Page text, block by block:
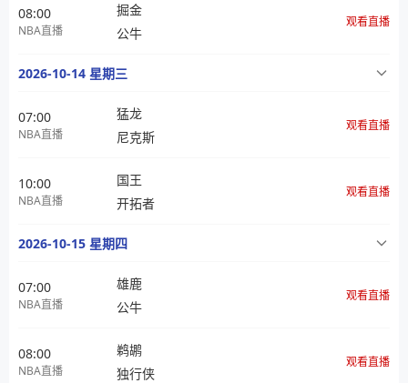
08:00
NBA直播
掘金
公牛
观看直播
2026-10-14 星期三
07:00
NBA直播
猛龙
尼克斯
观看直播
10:00
NBA直播
国王
开拓者
观看直播
2026-10-15 星期四
07:00
NBA直播
雄鹿
公牛
观看直播
08:00
NBA直播
鹈鹕
独行侠
观看直播